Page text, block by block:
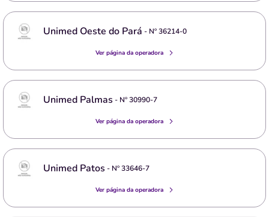
Unimed Oeste do Pará - Nº36214-0
Ver página da operadora
Unimed Palmas - Nº30990-7
Ver página da operadora
Unimed Patos - Nº33646-7
Ver página da operadora